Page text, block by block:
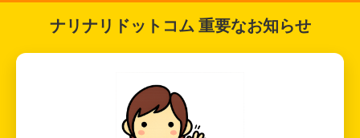
ナリナリドットコム 重要なお知らせ